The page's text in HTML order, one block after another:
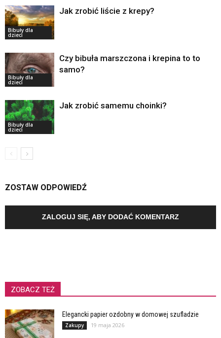
Bibuły dla
dzieci
Jak zrobić liście z krepy?
Bibuły dla
dzieci
Czy bibuła marszczona i krepina to to
samo?
Bibuły dla
dzieci
Jak zrobić samemu choinki?
ZOSTAW ODPOWIEDŹ
ZALOGUJ SIĘ, ABY DODAĆ KOMENTARZ
ZOBACZ TEŻ
Elegancki papier ozdobny w domowej szufladzie
Zakupy 19 maja 2026